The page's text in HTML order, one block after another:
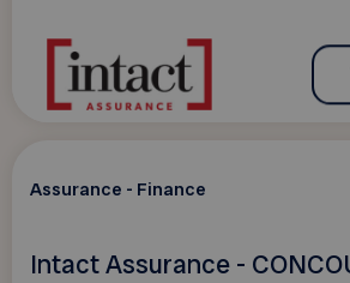
Assurance - Finance
Intact Assurance -